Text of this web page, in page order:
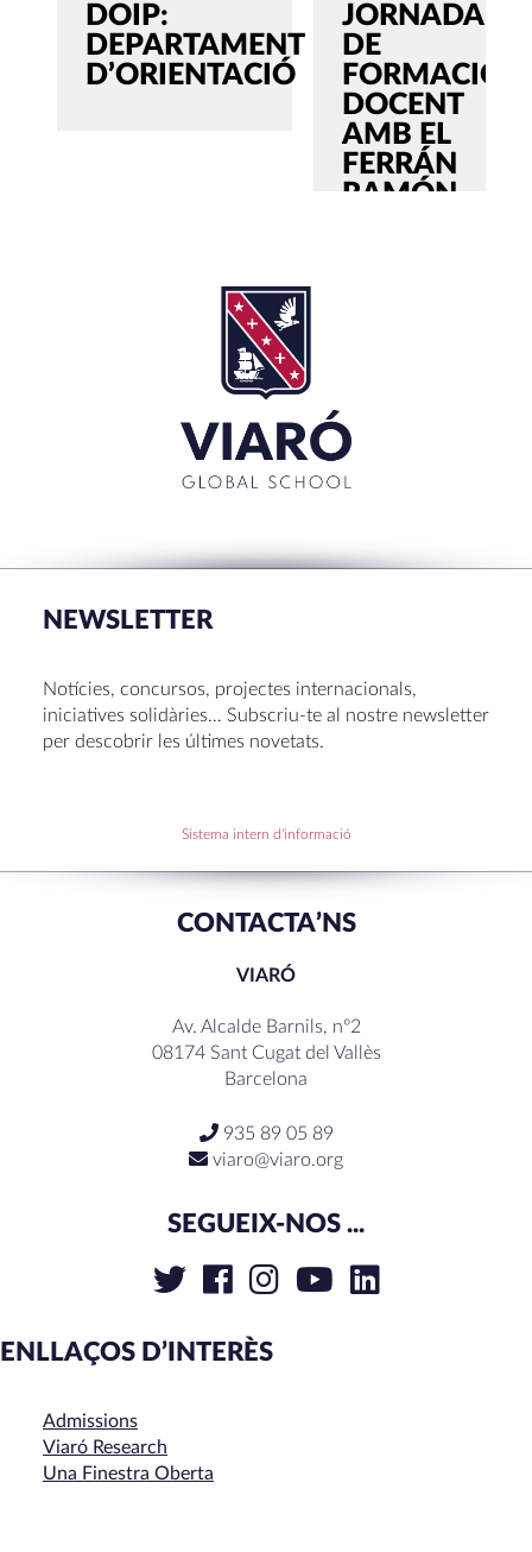
DOIP:
DEPARTAMENT
D’ORIENTACIÓ
JORNADA
DE
FORMACIÓ
DOCENT
AMB EL
FERRÁN
RAMÓN-
La Mostra d’Arts 2026
Congrés UNIV 2026
Oficis de Setmana Santa 2025
Premi al Pessebre d’Infantil 2024
RECENT COMMENTS
NEWSLETTER
Notícies, concursos, projectes internacionals,
iniciatives solidàries… Subscriu-te al nostre newsletter
per descobrir les últimes novetats.
Sistema intern d'informació
CONTACTA’NS
VIARÓ
Av. Alcalde Barnils, nº2
08174 Sant Cugat del Vallès
Barcelona
935 89 05 89
viaro@viaro.org
SEGUEIX-NOS ...
ENLLAÇOS D’INTERÈS
Admissions
Viaró Research
Una Finestra Oberta